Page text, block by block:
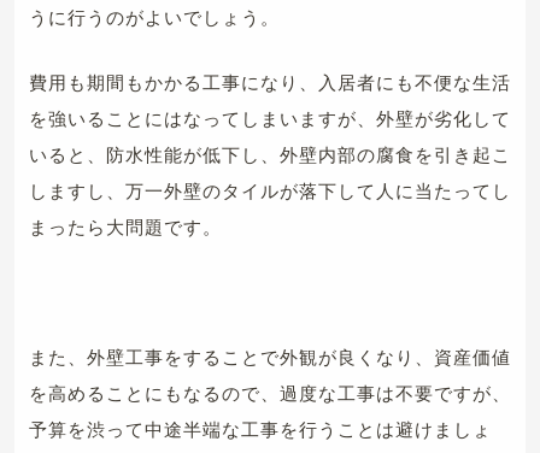
うに行うのがよいでしょう。
費用も期間もかかる工事になり、入居者にも不便な生活
を強いることにはなってしまいますが、外壁が劣化して
いると、防水性能が低下し、外壁内部の腐食を引き起こ
しますし、万一外壁のタイルが落下して人に当たってし
まったら大問題です。
また、外壁工事をすることで外観が良くなり、資産価値
を高めることにもなるので、過度な工事は不要ですが、
予算を渋って中途半端な工事を行うことは避けましょ